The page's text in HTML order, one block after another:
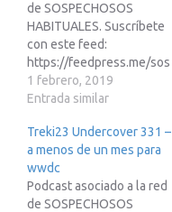
de SOSPECHOSOS
HABITUALES. Suscríbete
con este feed:
https://feedpress.me/sos
pechososhabituales
1 febrero, 2019
Entrada similar
Treki23 Undercover 331 –
a menos de un mes para
wwdc
Podcast asociado a la red
de SOSPECHOSOS